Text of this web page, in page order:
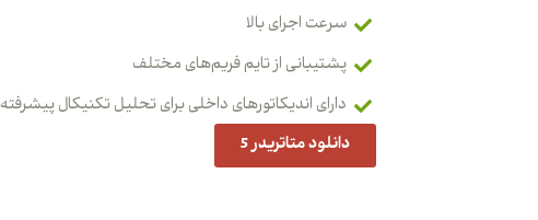
سرعت اجرای بالا
پشتیبانی از تایم فریم‌های مختلف
دارای اندیکاتورهای داخلی برای تحلیل تکنیکال پیشرفته
دانلود متاتریدر 5